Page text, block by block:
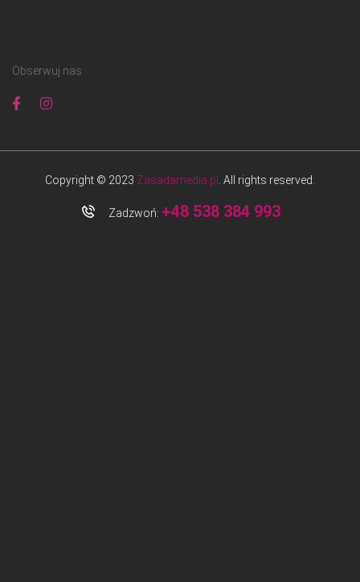
Obserwuj nas
Copyright © 2023 Zasadamedia.pl . All rights reserved.
Zadzwoń: +48 538 384 993